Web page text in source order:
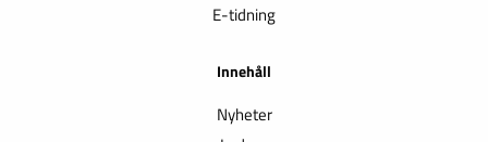
E-tidning
Innehåll
Nyheter